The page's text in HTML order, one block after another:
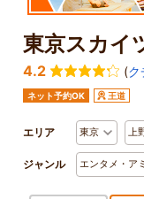
東京スカイ
4.2 (ク
ネット予約OK 王道
エリア 東京 上
ジャンル エンタメ・ア